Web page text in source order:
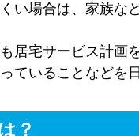
い場合は、家族な
居宅サービス計画
ていることなどを
？